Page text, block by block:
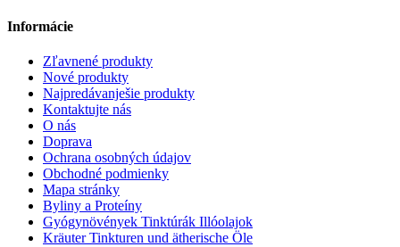
Informácie
Zľavnené produkty
Nové produkty
Najpredávanješie produkty
Kontaktujte nás
O nás
Doprava
Ochrana osobných údajov
Obchodné podmienky
Mapa stránky
Byliny a Proteíny
Gyógynövények Tinktúrák Illóolajok
Kräuter Tinkturen und ätherische Öle